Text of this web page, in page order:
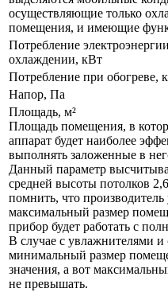
осуществляющие только
помещения, и имеющие
Потребление
охлаждении, кВт
Потребление при обогреве,
Напор, Па
Площадь, м²
Площадь помещения, в
аппарат будет наиболее
выполнять заложенные в
Данный параметр
средней высоты потолков
помнить, что производитель
максимальный размер
прибор будет работать с
В случае с увлажнителями и
минимальный размер
значения, а вот
не превышать.